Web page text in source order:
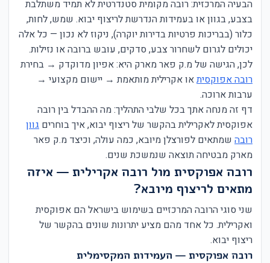
הבעיה המרכזית: רובה מקומית סטנדרטית לא תמיד משתלבת
בצבע, בגוון או בעמידות הנדרשת לריצוף יבוא. שמש, לחות,
כלור (בבריכות פרטיות בדירות יוקרה), ניקוז לא נכון — כל אלה
יכולים לגרום לשחרור צבע, סדקים, עובש ברובה או נזילות.
לכן, הגישה של מ.ק פאר מארק היא: אפיון מדוקדק → בחירת
רובה אפוקסיתאו אקרילית מותאמת → יישום מקצועי →
ערבות ארוכה.
דף זה מנחה אתך בכל שלבי התהליך: מה ההבדל בין רובה
אפוקסית לאקרילית בהקשר של ריצוף יבוא, איך בוחרים גוון
רובה שמתאים לפורצלן מיובא, כמה עולה, וכיצד מ.ק פאר
מארק מבטיחה תוצאה שנמשכת שנים.
רובה אפוקסית מול רובה אקרילית — איזה
מתאים לריצוף מיובא?
שני סוגי הרובה המרכזיים בשימוש בישראל הם אפוקסית
ואקרילית. כל אחד מהם מציע יתרונות שונים בהקשר של
ריצוף יבוא.
רובה אפוקסית — העמידות המקסימלית